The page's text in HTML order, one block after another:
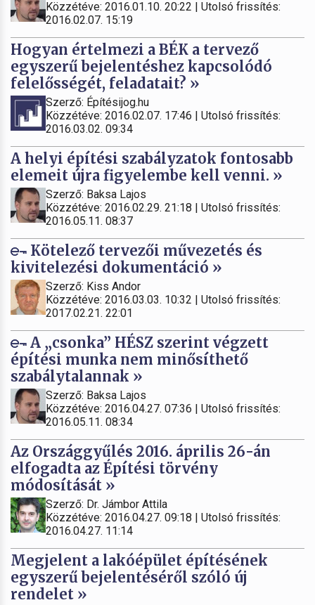
Közzétéve: 2016.01.10. 20:22 | Utolsó frissítés:
2016.02.07. 15:19
Hogyan értelmezi a BÉK a tervező
egyszerű bejelentéshez kapcsolódó
felelősségét, feladatait? »
Szerző: Építésijog.hu
Közzétéve: 2016.02.07. 17:46 | Utolsó frissítés:
2016.03.02. 09:34
A helyi építési szabályzatok fontosabb
elemeit újra figyelembe kell venni. »
Szerző: Baksa Lajos
Közzétéve: 2016.02.29. 21:18 | Utolsó frissítés:
2016.05.11. 08:37
Kötelező tervezői művezetés és
kivitelezési dokumentáció »
Szerző: Kiss Andor
Közzétéve: 2016.03.03. 10:32 | Utolsó frissítés:
2017.02.21. 22:01
A „csonka” HÉSZ szerint végzett
építési munka nem minősíthető
szabálytalannak »
Szerző: Baksa Lajos
Közzétéve: 2016.04.27. 07:36 | Utolsó frissítés:
2016.05.11. 08:34
Az Országgyűlés 2016. április 26-án
elfogadta az Építési törvény
módosítását »
Szerző: Dr. Jámbor Attila
Közzétéve: 2016.04.27. 09:18 | Utolsó frissítés:
2016.04.27. 11:14
Megjelent a lakóépület építésének
egyszerű bejelentéséről szóló új
rendelet »